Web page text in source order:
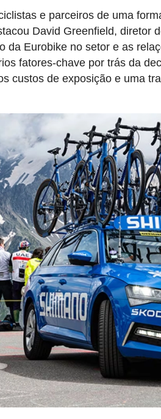
e parceiros de uma
David Greenfield, diretor
da Eurobike no setor e as
fatores-chave por trás da
custos de exposição e uma